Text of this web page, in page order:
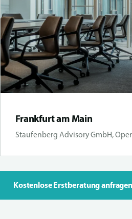
Frankfurt am Main
Staufenberg Advisory GmbH,
Kostenlose Erstberatung anfragen